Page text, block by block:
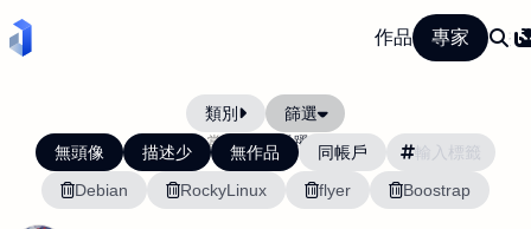
作品 專家
類別 篩選
當前排序: 活躍度
無頭像 描述少 無作品
同帳戶
Debian
RockyLinux flyer Boostrap